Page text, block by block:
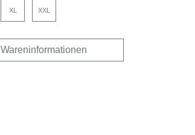
XL XXL
Wareninformationen